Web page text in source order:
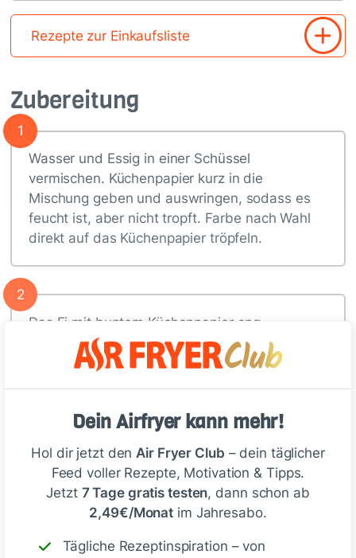
Dein Airfryer kann mehr!
Hol dir jetzt denAir Fryer Club – dein täglicher
Feed voller Rezepte, Motivation & Tipps.
Jetzt 7 Tage gratis testen, dann schon ab
2,49€/Monat im Jahresabo.
Tägliche Rezeptinspiration – von
Zubereitung
1
Wasser und Essig in einer Schüssel
vermischen. Küchenpapier kurz in die
Mischung geben und auswringen, sodass es
feucht ist, aber nicht tropft. Farbe nach Wahl
direkt auf das Küchenpapier tröpfeln.
2
Das Ei mit buntem Küchenpapier eng…
Unbedingt Handschuhe tragen!
Falls du bemerkst, dass das
Päckchen vor dem Einwickeln der
Eier in Alufolie wieder trockener
wird, beträufel es nochmal mit der
Essig-Wasser-Mischung. Nutze
Rezepte zur Einkaufsliste